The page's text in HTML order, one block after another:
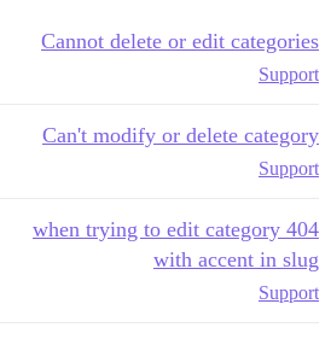
Cannot delete or edit categories
Support
Can't modify or delete category
Support
404 when trying to edit category
with accent in slug
Support